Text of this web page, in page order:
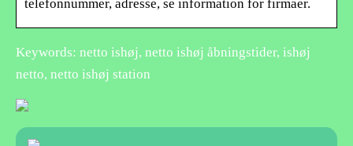
telefonnummer, adresse, se information for firmaer.
Keywords: netto ishøj, netto ishøj åbningstider, ishøj
netto, netto ishøj station